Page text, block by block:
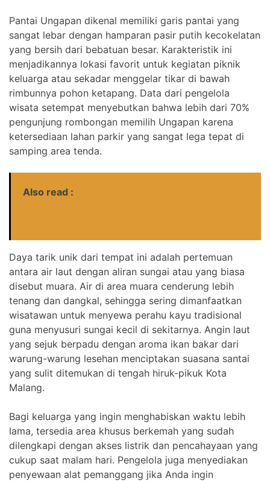
Pantai Ungapan dikenal memiliki garis pantai yang
sangat lebar dengan hamparan pasir putih kecokelatan
yang bersih dari bebatuan besar. Karakteristik ini
menjadikannya lokasi favorit untuk kegiatan piknik
keluarga atau sekadar menggelar tikar di bawah
rimbunnya pohon ketapang. Data dari pengelola
wisata setempat menyebutkan bahwa lebih dari 70%
pengunjung rombongan memilih Ungapan karena
ketersediaan lahan parkir yang sangat lega tepat di
samping area tenda.
Also read :
Daya tarik unik dari tempat ini adalah pertemuan
antara air laut dengan aliran sungai atau yang biasa
disebut muara. Air di area muara cenderung lebih
tenang dan dangkal, sehingga sering dimanfaatkan
wisatawan untuk menyewa perahu kayu tradisional
guna menyusuri sungai kecil di sekitarnya. Angin laut
yang sejuk berpadu dengan aroma ikan bakar dari
warung-warung lesehan menciptakan suasana santai
yang sulit ditemukan di tengah hiruk-pikuk Kota
Malang.
Bagi keluarga yang ingin menghabiskan waktu lebih
lama, tersedia area khusus berkemah yang sudah
dilengkapi dengan akses listrik dan pencahayaan yang
cukup saat malam hari. Pengelola juga menyediakan
penyewaan alat pemanggang jika Anda ingin